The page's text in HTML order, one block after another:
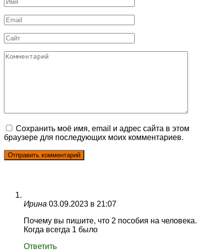
*
Email
*
Сайт
Комментарий
Сохранить моё имя, email и адрес сайта в этом
браузере для последующих моих комментариев.
Ирина 03.09.2023 в 21:07
Почему вы пишите, что 2 пособия на человека.
Когда всегда 1 было
Ответить